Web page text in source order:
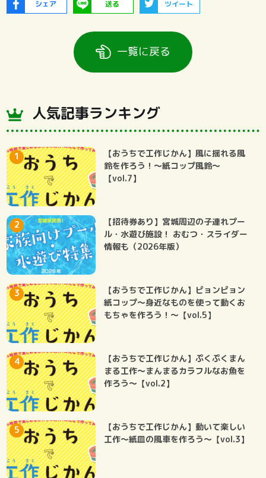
シェア 送る ツイート
一覧に戻る
人気記事ランキング
【おうちで工作じかん】風に揺れる風
鈴を作ろう！～紙コップ風鈴～
【vol.7】
【招待券あり】宮城周辺の子連れプー
ル・水遊び施設！ おむつ・スライダー
情報も（2026年版）
【おうちで工作じかん】ピョンピョン
紙コップ～身近なものを使って動くお
もちゃを作ろう！～【vol.5】
【おうちで工作じかん】ぷくぷくまん
まる工作～まんまるカラフルなお魚を
作ろう～【vol.2】
【おうちで工作じかん】動いて楽しい
工作～紙皿の風車を作ろう～【vol.3】